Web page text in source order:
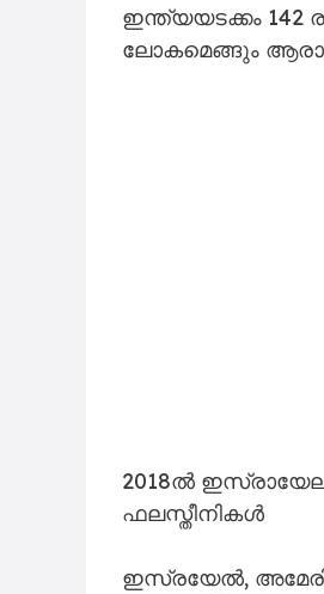
ഇന്ത്യയടക്കം
ലോകമെങ്ങും
2018ൽ
ഫലസ്തീനികൾ
ഇസ്രയേൽ,